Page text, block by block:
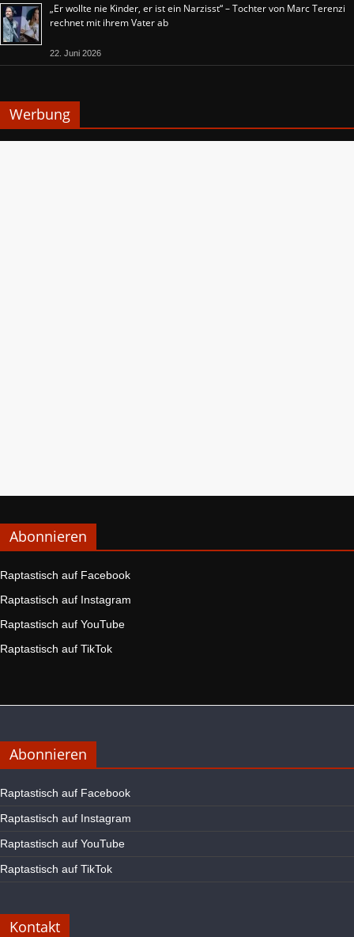
„Er wollte nie Kinder, er ist ein Narzisst“ – Tochter von Marc Terenzi
rechnet mit ihrem Vater ab
22. Juni 2026
Werbung
Abonnieren
Raptastisch auf Facebook
Raptastisch auf Instagram
Raptastisch auf YouTube
Raptastisch auf TikTok
Abonnieren
Raptastisch auf Facebook
Raptastisch auf Instagram
Raptastisch auf YouTube
Raptastisch auf TikTok
Kontakt